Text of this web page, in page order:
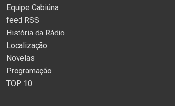
Equipe Cabiúna
feed RSS
História da Rádio
Localização
Novelas
Programação
TOP 10